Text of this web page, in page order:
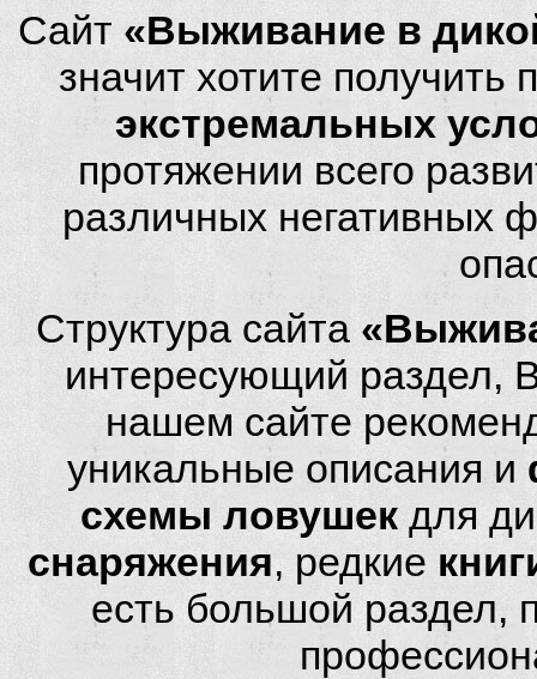
Сайт «Выживание в
значит хотите
экстремальных
протяжении всего
различных негативных
Структура сайта
интересующий раздел,
нашем сайте
уникальные описания и
схемы ловушек для
снаряжения, редкие
есть большой